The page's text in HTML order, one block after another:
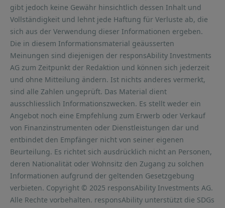
gibt jedoch keine Gewähr hinsichtlich dessen Inhalt und
Vollständigkeit und lehnt jede Haftung für Verluste ab, die
sich aus der Verwendung dieser Informationen ergeben.
Die in diesem Informationsmaterial geäusserten
Meinungen sind diejenigen der responsAbility Investments
AG zum Zeitpunkt der Redaktion und können sich jederzeit
und ohne Mitteilung ändern. Ist nichts anderes vermerkt,
sind alle Zahlen ungeprüft. Das Material dient
ausschliesslich Informationszwecken. Es stellt weder ein
Angebot noch eine Empfehlung zum Erwerb oder Verkauf
von Finanzinstrumenten oder Dienstleistungen dar und
entbindet den Empfänger nicht von seiner eigenen
Beurteilung. Es richtet sich ausdrücklich nicht an Personen,
deren Nationalität oder Wohnsitz den Zugang zu solchen
Informationen aufgrund der geltenden Gesetzgebung
verbieten. Copyright © 2025 responsAbility Investments AG.
Alle Rechte vorbehalten. responsAbility unterstützt die SDGs